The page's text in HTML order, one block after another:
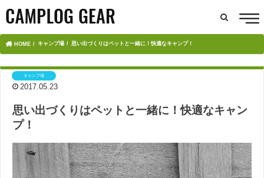
HOME キャンプ場 思い出づくりはペットと一緒に！快適なキャンプ！
キャンプ場
2017.05.23
思い出づくりはペットと一緒に！快適なキャン
プ！